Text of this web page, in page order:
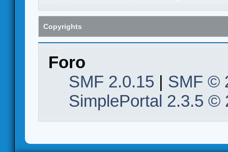
Copyrights
Foro
SMF 2.0.15 | SMF ©
SimplePortal 2.3.5 ©